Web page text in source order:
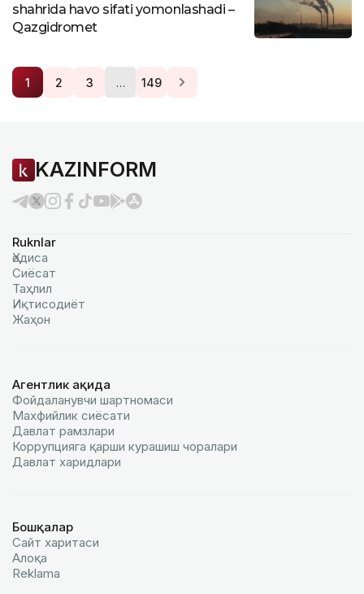
shahrida havo sifati yomonlashadi –
Qazgidromet
1 2 3 … 149
KAZINFORM
Ruknlar
Ҳодиса
Сиёсат
Таҳлил
Иқтисодиёт
Жаҳон
Агентлик ҳақида
Фойдаланувчи шартномаси
Махфийлик сиёсати
Давлат рамзлари
Коррупцияга қарши курашиш чоралари
Давлат харидлари
Бошқалар
Сайт харитаси
Алоқа
Reklamа